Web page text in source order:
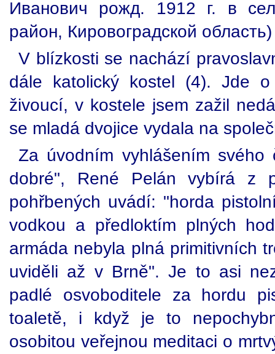
Ивaнoвич pожд. 1912 г. в
paйoн, Киpoвoгрaдcкoй oблacть)
V blízkosti se nachází
dále katolický kostel (4). Jde
živoucí, v kostele jsem zažil
se mladá dvojice vydala na
Za úvodním vyhlášením
dobré", René Pelán vybírá z
pohřbených uvádí: "horda
vodkou a předloktím plných
armáda nebyla plná primitivních
uviděli až v Brně". Je to asi
padlé osvoboditele za hordu
toaletě, i když je to
osobitou veřejnou meditaci o